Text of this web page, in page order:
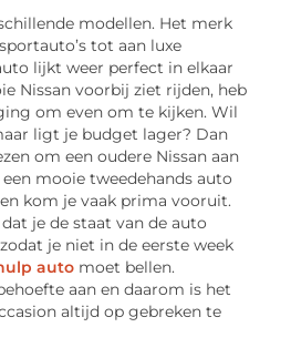
modellen. Het merk
tot aan luxe
lijkt weer perfect in elkaar
Nissan voorbij ziet rijden, heb
om even om te kijken. Wil
ligt je budget lager? Dan
om een oudere Nissan aan
mooie tweedehands auto
kom je vaak prima vooruit.
je de staat van de auto
je niet in de eerste week
auto moet bellen.
aan en daarom is het
altijd op gebreken te